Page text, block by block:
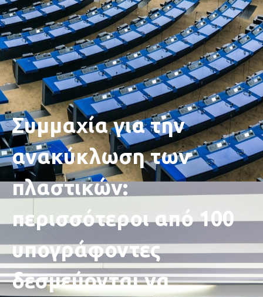
Συμμαχία για την
ανακύκλωση των
πλαστικών:
περισσότεροι από 100
υπογράφοντες
δεσμεύονται να